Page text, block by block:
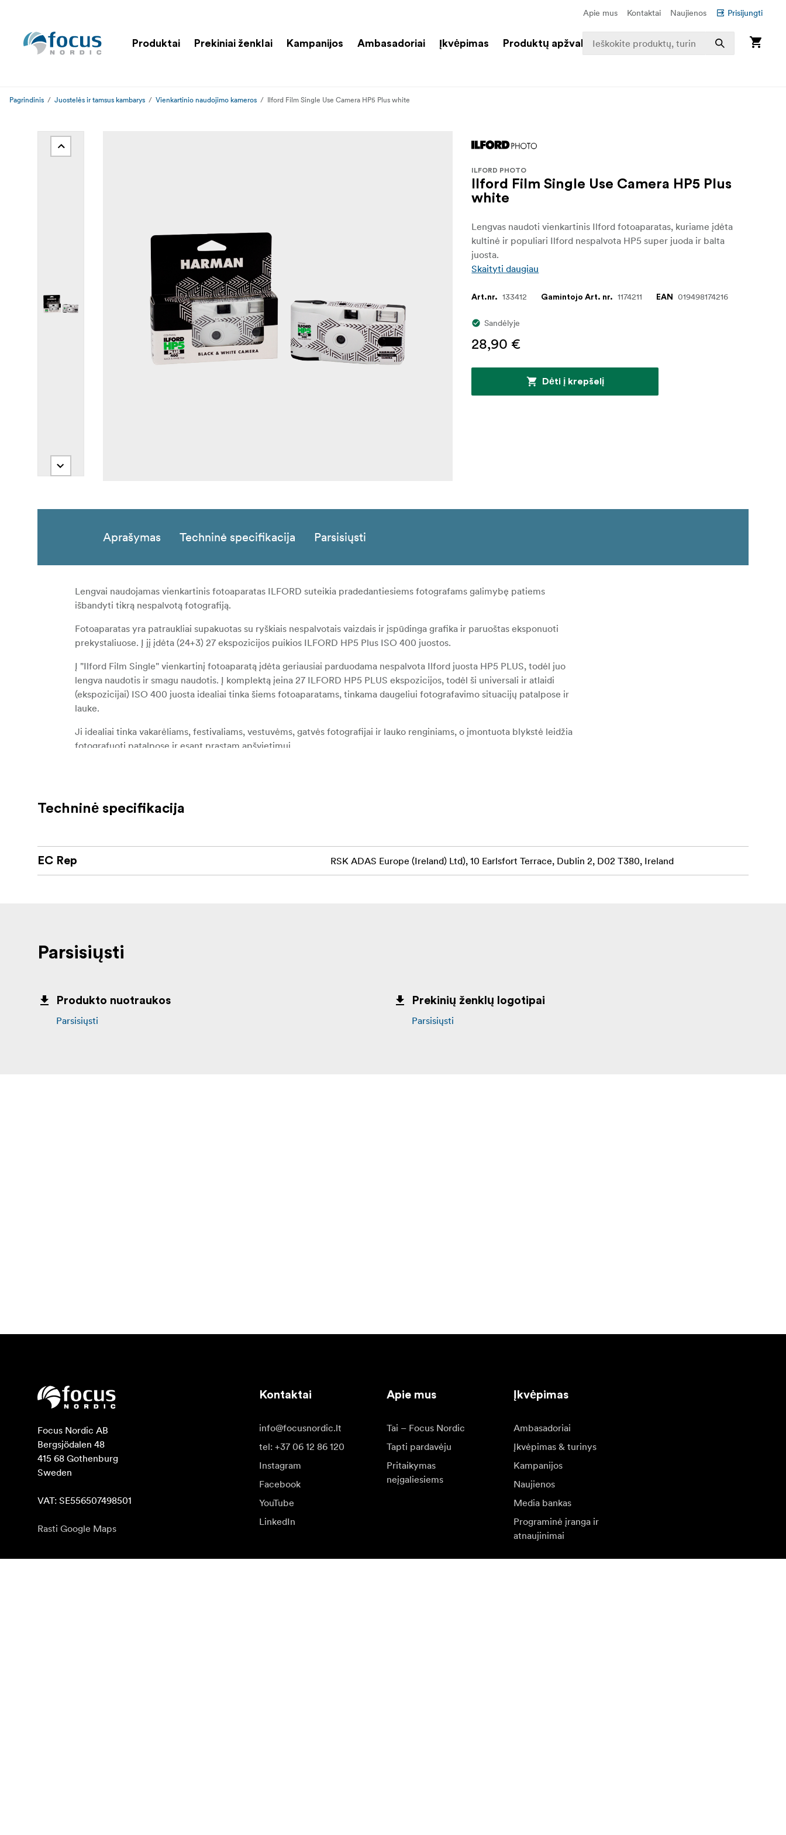
Apie mus Kontaktai Naujienos Prisijungti
Produktai Prekiniai ženklai Kampanijos Ambasadoriai Įkvėpimas Produktų apžvalga
Pagrindinis Juostelės ir tamsus kambarys Vienkartinio naudojimo kameros Ilford Film Single Use Camera HP5 Plus white
ILFORD PHOTO
Ilford Film Single Use Camera HP5 Plus
white
Lengvas naudoti vienkartinis Ilford fotoaparatas, kuriame įdėta
kultinė ir populiari Ilford nespalvota HP5 super juoda ir balta
juosta.
Skaityti daugiau
Art.nr. 133412 Gamintojo Art. nr. 1174211 EAN 019498174216
Sandėlyje
28,90 €
Dėti į krepšelį
Aprašymas Techninė specifikacija Parsisiųsti
Lengvai naudojamas vienkartinis fotoaparatas ILFORD suteikia pradedantiesiems fotografams galimybę patiems
išbandyti tikrą nespalvotą fotografiją.
Fotoaparatas yra patraukliai supakuotas su ryškiais nespalvotais vaizdais ir įspūdinga grafika ir paruoštas eksponuoti
prekystaliuose. Į jį įdėta (24+3) 27 ekspozicijos puikios ILFORD HP5 Plus ISO 400 juostos.
Į "Ilford Film Single" vienkartinį fotoaparatą įdėta geriausiai parduodama nespalvota Ilford juosta HP5 PLUS, todėl juo
lengva naudotis ir smagu naudotis. Į komplektą įeina 27 ILFORD HP5 PLUS ekspozicijos, todėl ši universali ir atlaidi
(ekspozicijai) ISO 400 juosta idealiai tinka šiems fotoaparatams, tinkama daugeliui fotografavimo situacijų patalpose ir
lauke.
Ji idealiai tinka vakarėliams, festivaliams, vestuvėms, gatvės fotografijai ir lauko renginiams, o įmontuota blykstė leidžia
fotografuoti patalpose ir esant prastam apšvietimui.
Vienkartinio naudojimo fotoaparatas su nespalvota juoda ir balta juosta
Įmontuota blykstė
Techninė specifikacija
EC Rep RSK ADAS Europe (Ireland) Ltd), 10 Earlsfort Terrace, Dublin 2, D02 T380, Ireland
Parsisiųsti
Produkto nuotraukos
Parsisiųsti
Prekinių ženklų logotipai
Parsisiųsti
Focus Nordic AB
Bergsjödalen 48
415 68 Gothenburg
Sweden
VAT: SE556507498501
Rasti Google Maps
Kontaktai
info@focusnordic.lt
tel: +37 06 12 86 120
Instagram
Facebook
YouTube
LinkedIn
Apie mus
Tai – Focus Nordic
Tapti pardavėju
Pritaikymas
neįgaliesiems
Įkvėpimas
Ambasadoriai
Įkvėpimas & turinys
Kampanijos
Naujienos
Media bankas
Programinė įranga ir
atnaujinimai